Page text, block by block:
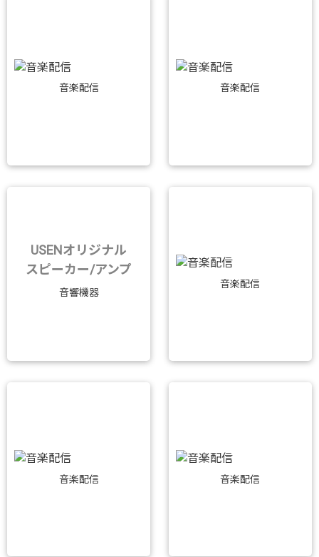
音楽配信 音楽配信
USENオリジナル
スピーカー/アンプ
音響機器
音楽配信
音楽配信 音楽配信